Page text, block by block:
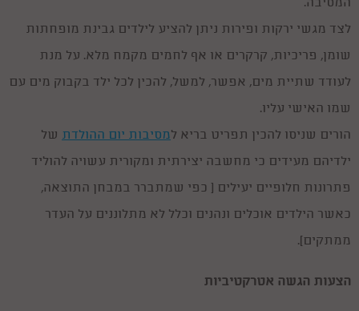
המסיבה.
לצד מגשי ירקות ופירות ניתן להציע לילדים גבינת מופחתות
שומן, פריכיות, קרקרים או אף לחמים מקמח מלא. על מנת
לעודד שתיית מים, אפשר, למשל, להכין לכל ילד בקבוק מים עם
שמו האישי עליו.
הורים שניסו להכין תפריט בריא למסיבות יום ההולדת של
ילדיהם מעידים כי מחשבה יצירתית ומקורית עשויה להוליד
פתרונות חלופיים יעילים ( כפי שמתברר במבחן התוצאה,
כאשר הילדים אוכלים ונהנים וכלל לא מתלוננים על העדר
ממתקים).
הצעות הגשה אטרקטיביות